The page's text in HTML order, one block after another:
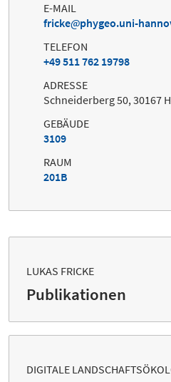
E-MAIL
fricke
phygeo.uni-
TELEFON
+49 511 762 19798
ADRESSE
Schneiderberg 50, 30167
GEBÄUDE
3109
RAUM
201B
LUKAS FRICKE
Publikationen
DIGITALE